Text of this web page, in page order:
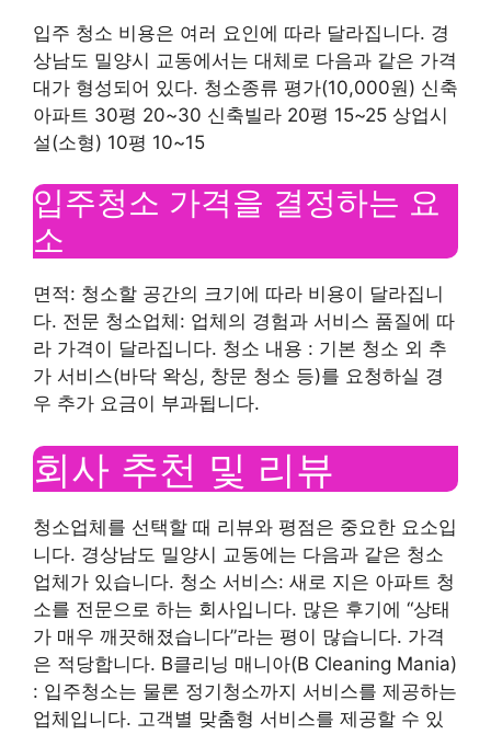
입주 청소 비용은 여러 요인에 따라 달라집니다. 경
상남도 밀양시 교동에서는 대체로 다음과 같은 가격
대가 형성되어 있다. 청소종류 평가(10,000원) 신축
아파트 30평 20~30 신축빌라 20평 15~25 상업시
설(소형) 10평 10~15
입주청소 가격을 결정하는 요
소
면적: 청소할 공간의 크기에 따라 비용이 달라집니
다. 전문 청소업체: 업체의 경험과 서비스 품질에 따
라 가격이 달라집니다. 청소 내용 : 기본 청소 외 추
가 서비스(바닥 왁싱, 창문 청소 등)를 요청하실 경
우 추가 요금이 부과됩니다.
회사 추천 및 리뷰
청소업체를 선택할 때 리뷰와 평점은 중요한 요소입
니다. 경상남도 밀양시 교동에는 다음과 같은 청소
업체가 있습니다. 청소 서비스: 새로 지은 아파트 청
소를 전문으로 하는 회사입니다. 많은 후기에 “상태
가 매우 깨끗해졌습니다”라는 평이 많습니다. 가격
은 적당합니다. B클리닝 매니아(B Cleaning Mania)
: 입주청소는 물론 정기청소까지 서비스를 제공하는
업체입니다. 고객별 맞춤형 서비스를 제공할 수 있